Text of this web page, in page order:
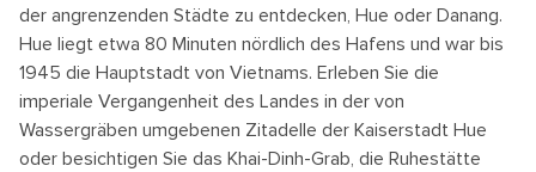
der angrenzenden Städte zu entdecken, Hue oder Danang.
Hue liegt etwa 80 Minuten nördlich des Hafens und war bis
1945 die Hauptstadt von Vietnams. Erleben Sie die
imperiale Vergangenheit des Landes in der von
Wassergräben umgebenen Zitadelle der Kaiserstadt Hue
oder besichtigen Sie das Khai-Dinh-Grab, die Ruhestätte